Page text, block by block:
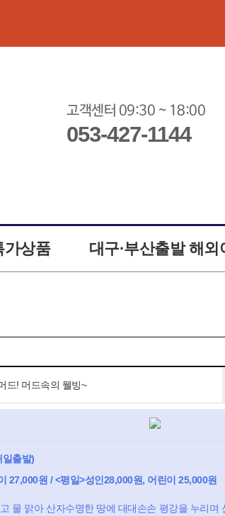
고객센터 09:30 ~ 18:00
053-427-1144
가상품 대구·부산출발 해외
드! 머드속의 웰빙~
출발)
27,000원 / <평일>성인28,000원, 어린이 25,000원
물 맑아 산자수명한 땅에 대대손손 평강을 누리